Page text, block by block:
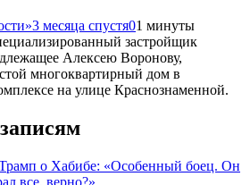
3 месяца спустя01 минуты
застройщик
Алексею Воронову,
многоквартирный дом в
на улице Краснознаменной.
о Хабибе: «Особенный боец. Он
все, верно?»